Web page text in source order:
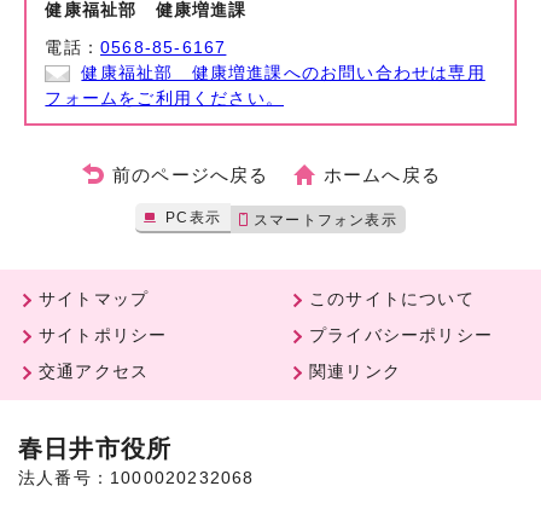
健康福祉部 健康増進課
電話：0568-85-6167
健康福祉部 健康増進課へのお問い合わせは専用
フォームをご利用ください。
前のページへ戻る ホームへ戻る
PC表示 スマートフォン表示
サイトマップ
このサイトについて
サイトポリシー
プライバシーポリシー
交通アクセス
関連リンク
春日井市役所
法人番号：1000020232068